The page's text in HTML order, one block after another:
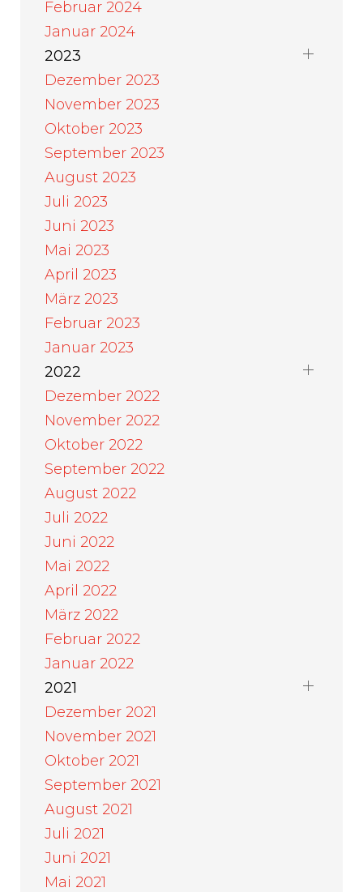
Februar 2024
Januar 2024
2023
Dezember 2023
November 2023
Oktober 2023
September 2023
August 2023
Juli 2023
Juni 2023
Mai 2023
April 2023
März 2023
Februar 2023
Januar 2023
2022
Dezember 2022
November 2022
Oktober 2022
September 2022
August 2022
Juli 2022
Juni 2022
Mai 2022
April 2022
März 2022
Februar 2022
Januar 2022
2021
Dezember 2021
November 2021
Oktober 2021
September 2021
August 2021
Juli 2021
Juni 2021
Mai 2021